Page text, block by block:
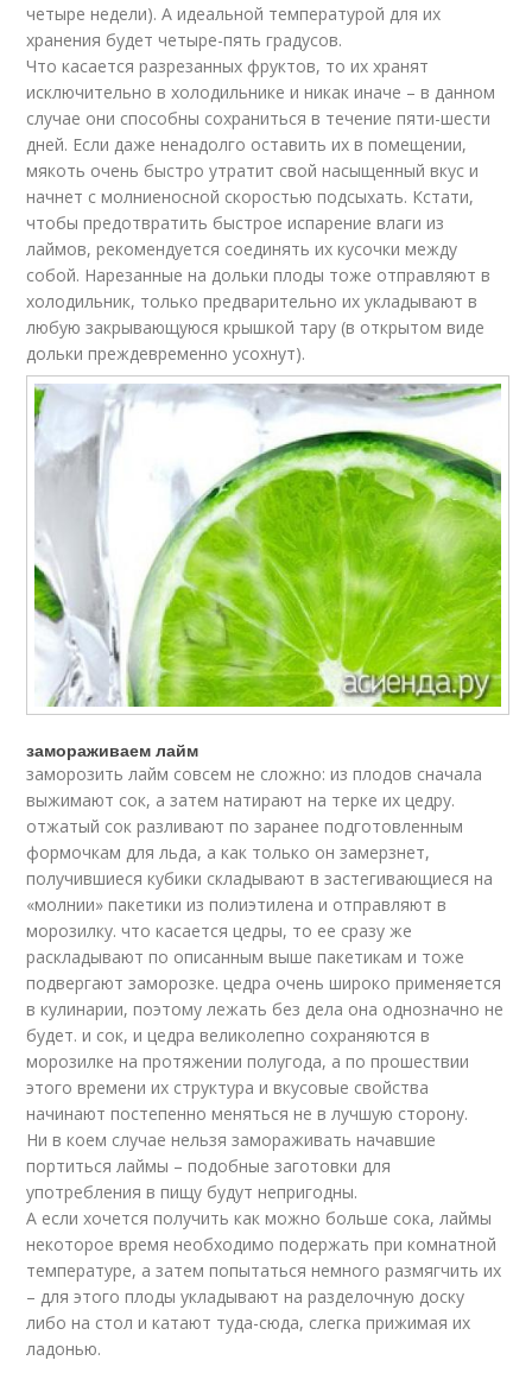
четыре недели). А идеальной температурой для их
хранения будет четыре-пять градусов.
Что касается разрезанных фруктов, то их хранят
исключительно в холодильнике и никак иначе – в данном
случае они способны сохраниться в течение пяти-шести
дней. Если даже ненадолго оставить их в помещении,
мякоть очень быстро утратит свой насыщенный вкус и
начнет с молниеносной скоростью подсыхать. Кстати,
чтобы предотвратить быстрое испарение влаги из
лаймов, рекомендуется соединять их кусочки между
собой. Нарезанные на дольки плоды тоже отправляют в
холодильник, только предварительно их укладывают в
любую закрывающуюся крышкой тару (в открытом виде
дольки преждевременно усохнут).
замораживаем лайм
заморозить лайм совсем не сложно: из плодов сначала
выжимают сок, а затем натирают на терке их цедру.
отжатый сок разливают по заранее подготовленным
формочкам для льда, а как только он замерзнет,
получившиеся кубики складывают в застегивающиеся на
«молнии» пакетики из полиэтилена и отправляют в
морозилку. что касается цедры, то ее сразу же
раскладывают по описанным выше пакетикам и тоже
подвергают заморозке. цедра очень широко применяется
в кулинарии, поэтому лежать без дела она однозначно не
будет. и сок, и цедра великолепно сохраняются в
морозилке на протяжении полугода, а по прошествии
этого времени их структура и вкусовые свойства
начинают постепенно меняться не в лучшую сторону.
Ни в коем случае нельзя замораживать начавшие
портиться лаймы – подобные заготовки для
употребления в пищу будут непригодны.
А если хочется получить как можно больше сока, лаймы
некоторое время необходимо подержать при комнатной
температуре, а затем попытаться немного размягчить их
– для этого плоды укладывают на разделочную доску
либо на стол и катают туда-сюда, слегка прижимая их
ладонью.